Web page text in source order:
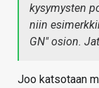
kysymysten
niin
GN" osion.
Joo katsotaan